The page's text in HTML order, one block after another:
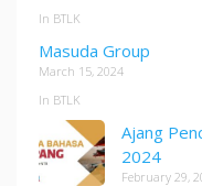
In BTLK
Masuda Group
March 15, 2024
In BTLK
Ajang
2024
February 29,